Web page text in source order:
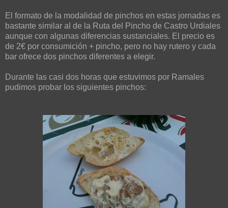
El formato de la modalidad de pinchos en estas jornadas es
bastante similar al de la Ruta del Pincho de Castro Urdiales
aunque con algunas diferencias sustanciales. El precio es
de 2€ por consumición + pincho, pero no hay rutero y cada
bar ofrece dos pinchos diferentes a elegir.
Durante las casi dos horas que estuvimos por Ramales
pudimos probar los siguientes pinchos: